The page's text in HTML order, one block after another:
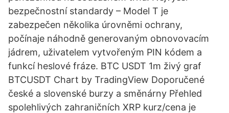
bezpečnostní standardy – Model T je
zabezpečen několika úrovněmi ochrany,
počínaje náhodně generovaným obnovovacím
jádrem, uživatelem vytvořeným PIN kódem a
funkcí heslové fráze. BTC USDT 1m živý graf
BTCUSDT Chart by TradingView Doporučené
české a slovenské burzy a směnárny Přehled
spolehlivých zahraničních XRP kurz/cena je